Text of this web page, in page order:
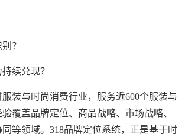
？
续兑现？
装与时尚消费行业，服务近600个服装与
覆盖品牌定位、商品战略、市场战略、
等领域。318品牌定位系统，正是基于时